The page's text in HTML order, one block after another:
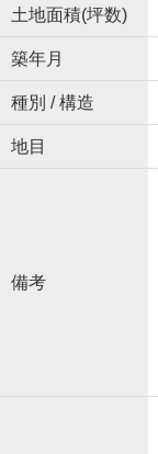
土地面積(坪数)
築年月
種別 / 構造
地目
備考